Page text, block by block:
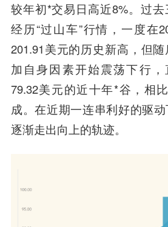
较年初*交易日高近8%。 过
经历“过山车”行情，一度在
201.91美元的历史新高，但
加自身因素开始震荡下行
79.32美元的近十年*谷，相
成。在近期一连串利好的驱
逐渐走出向上的轨迹。